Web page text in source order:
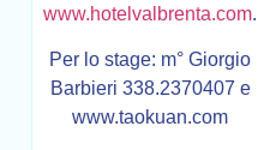
www.hotelvalbrenta.com.
Per lo stage: m° Giorgio
Barbieri 338.2370407 e
www.taokuan.com